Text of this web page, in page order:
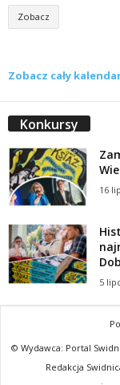
Zobacz
Zobacz cały
Konkursy
16
5
© Wydawca: Portal
Redakcja